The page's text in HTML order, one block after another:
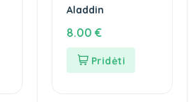
Aladdin
8.00 €